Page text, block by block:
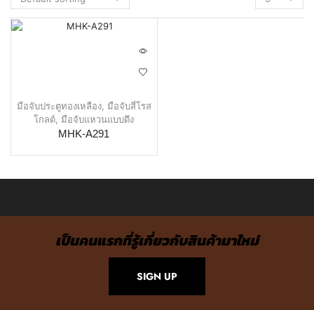
มือจับประตูทองเหลือง, มือจับสี่โรส
โกลด์ มือจับแหวนแบบดึง
MHK-A291
เป็นคนแรกที่รู้เกี่ยวกับสินค้ามาใหม่
SIGN UP